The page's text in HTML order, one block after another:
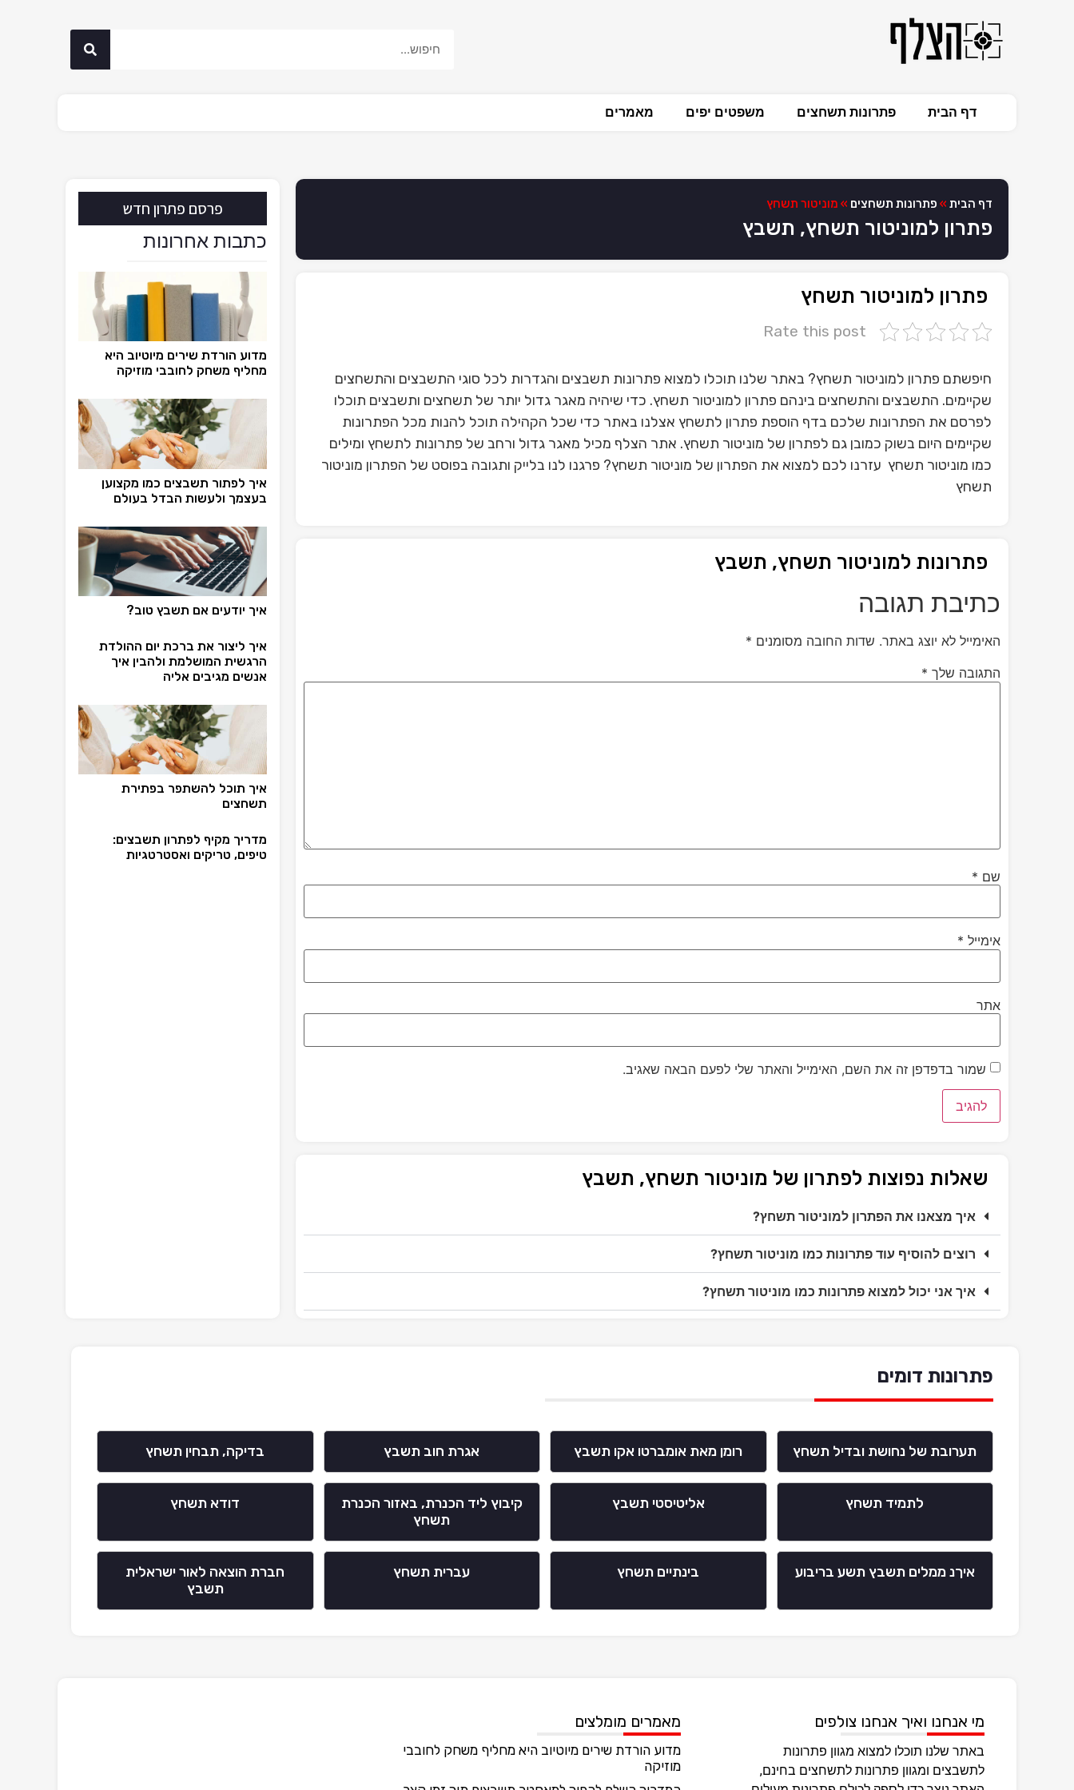
דף הבית פתרונות תשחצים משפטים יפים מאמרים
דף הבית » פתרונות תשחצים » מוניטור תשחץ
פתרון למוניטור תשחץ, תשבץ
פתרון למוניטור תשחץ
Rate this post
חיפשתם פתרון למוניטור תשחץ? באתר שלנו תוכלו למצוא פתרונות תשבצים והגדרות לכל סוגי התשבצים והתשחצים
שקיימים. התשבצים והתשחצים בינהם פתרון למוניטור תשחץ. כדי שיהיה מאגר גדול יותר של תשחצים ותשבצים תוכלו
לפרסם את הפתרונות שלכם בדף הוספת פתרון לתשחץ אצלנו באתר כדי שכל הקהילה תוכל להנות מכל הפתרונות
שקיימים היום בשוק כמובן גם לפתרון של מוניטור תשחץ. אתר הצלף מכיל מאגר גדול ורחב של פתרונות לתשחץ ומילים
כמו מוניטור תשחץ עזרנו לכם למצוא את הפתרון של מוניטור תשחץ? פרגנו לנו בלייק ותגובה בפוסט של הפתרון מוניטור
תשחץ
פתרונות למוניטור תשחץ, תשבץ
כתיבת תגובה
האימייל לא יוצג באתר. שדות החובה מסומנים *
התגובה שלך *
שם *
אימייל *
אתר
שמור בדפדפן זה את השם, האימייל והאתר שלי לפעם הבאה שאגיב.
שאלות נפוצות לפתרון של מוניטור תשחץ, תשבץ
איך מצאנו את הפתרון למוניטור תשחץ?
רוצים להוסיף עוד פתרונות כמו מוניטור תשחץ?
איך אני יכול למצוא פתרונות כמו מוניטור תשחץ?
פרסם פתרון חדש
כתבות אחרונות
מדוע הורדת שירים מיוטיוב היא
מחליף משחק לחובבי מוזיקה
איך לפתור תשבצים כמו מקצוען
בעצמך ולעשות הבדל בעולם
איך יודעים אם תשבץ טוב?
איך ליצור את ברכת יום ההולדת
הרגשית המושלמת ולהבין איך
אנשים מגיבים אליה
איך תוכל להשתפר בפתירת
תשחצים
מדריך מקיף לפתרון תשבצים:
טיפים, טריקים ואסטרטגיות
פתרונות דומים
תערובת של נחושת ובדיל תשחץ רומן מאת אומברטו אקו תשבץ אגרת חוב תשבץ בדיקה, תבחין תשחץ
לתמיד תשחץ אליטיסטי תשבץ
קיבוץ ליד הכנרת, באזור הכנרת
תשחץ
דודא תשחץ
איךנ ממלים תשבץ תשע בריבוע בינתיים תשחץ עברית תשחץ
חברת הוצאה לאור ישראלית
תשבץ
מי אנחנו ואיך אנחנו צולפים
באתר שלנו תוכלו למצוא מגוון פתרונות
לתשבצים ומגוון פתרונות לתשחצים בחינם,
מאמרים מומלצים
מדוע הורדת שירים מיוטיוב היא מחליף משחק לחובבי
מוזיקה